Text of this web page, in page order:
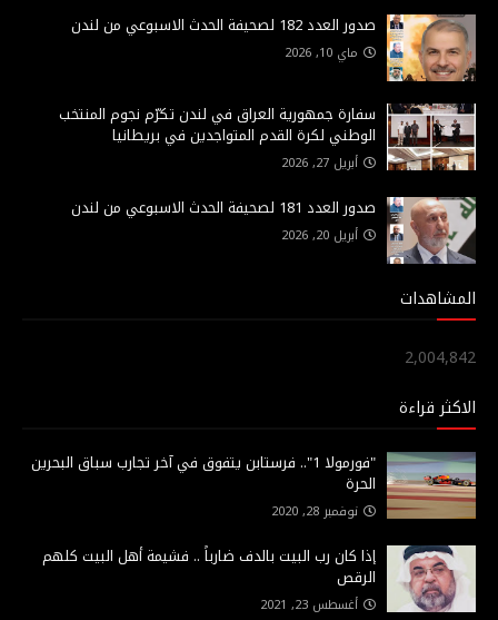
صدور العدد 182 لصحيفة الحدث الاسبوعي من لندن
ماي 10, 2026
سفارة جمهورية العراق في لندن تكرّم نجوم المنتخب
الوطني لكرة القدم المتواجدين في بريطانيا
أبريل 27, 2026
صدور العدد 181 لصحيفة الحدث الاسبوعي من لندن
أبريل 20, 2026
المشاهدات
2,004,842
الاكثر قراءة
"فورمولا 1".. فرستابن يتفوق في آخر تجارب سباق البحرين
الحرة
نوفمبر 28, 2020
إذا كان رب البيت بالدف ضارباً .. فشيمة أهل البيت كلهم
الرقص
أغسطس 23, 2021